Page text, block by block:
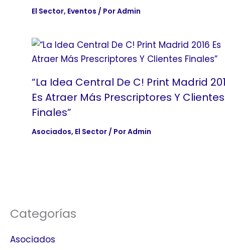
El Sector, Eventos / PorAdmin
“La Idea Central De C! Print Madrid
Es Atraer Más Prescriptores Y Clientes
Finales”
Asociados, El Sector/ PorAdmin
Categorías
Asociados